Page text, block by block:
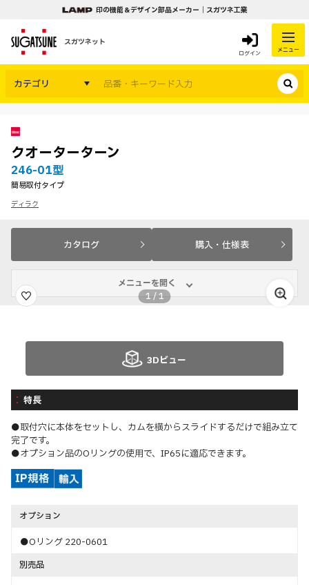
印の機能＆デザイン部品メーカー｜スガツネ工業
スガツネット
ログイン メニュー
カテゴリ
クオーターターン
246-01型
簡易取付タイプ
ディラク
カタログ 購入・仕様表
メニューを開く
1 /1
3Dビュー
特長
●取付穴に本体をセットし、カムを横からスライドするだけで組み立て
完了です。
●オプション品のOリングの使用で、IP65に適応できます。
オプション
●Oリング 220-0601
別売品